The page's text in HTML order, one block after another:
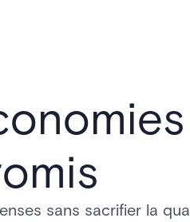
sans sacrifier la